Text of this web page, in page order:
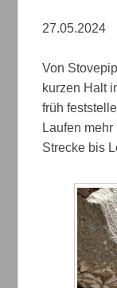
27.05.2024
Von
kurzen Halt
früh
Laufen
Strecke bis